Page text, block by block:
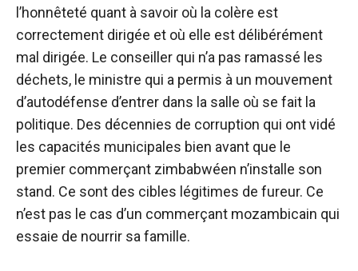
l’honnêteté quant à savoir où la colère est
correctement dirigée et où elle est délibérément
mal dirigée. Le conseiller qui n’a pas ramassé les
déchets, le ministre qui a permis à un mouvement
d’autodéfense d’entrer dans la salle où se fait la
politique. Des décennies de corruption qui ont vidé
les capacités municipales bien avant que le
premier commerçant zimbabwéen n’installe son
stand. Ce sont des cibles légitimes de fureur. Ce
n’est pas le cas d’un commerçant mozambicain qui
essaie de nourrir sa famille.